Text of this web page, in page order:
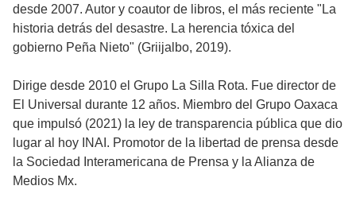
desde 2007. Autor y coautor de libros, el más reciente "La
historia detrás del desastre. La herencia tóxica del
gobierno Peña Nieto" (Griijalbo, 2019).
Dirige desde 2010 el Grupo La Silla Rota. Fue director de
El Universal durante 12 años. Miembro del Grupo Oaxaca
que impulsó (2021) la ley de transparencia pública que dio
lugar al hoy INAI. Promotor de la libertad de prensa desde
la Sociedad Interamericana de Prensa y la Alianza de
Medios Mx.